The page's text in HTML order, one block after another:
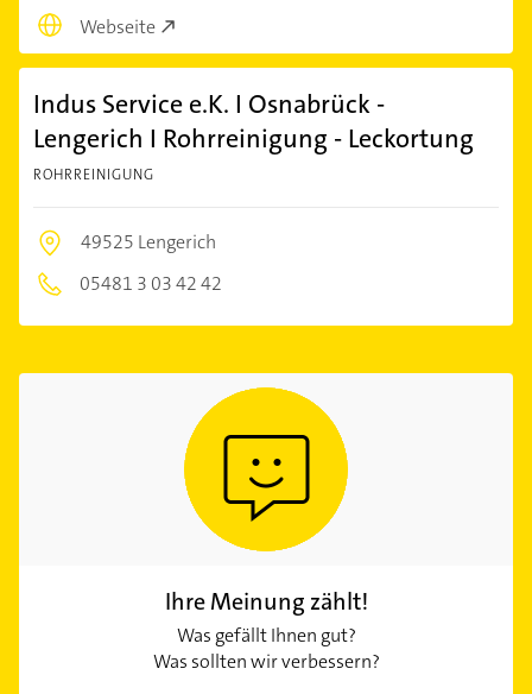
Webseite
Indus Service e.K. I Osnabrück -
Lengerich I Rohrreinigung - Leckortung
ROHRREINIGUNG
49525 Lengerich
05481 3 03 42 42
Ihre Meinung zählt!
Was gefällt Ihnen gut?
Was sollten wir verbessern?